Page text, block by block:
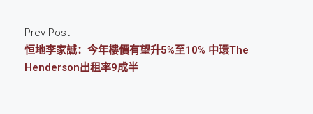
Prev Post
恒地李家誠：今年樓價有望升5%至10% 中環The
Henderson出租率9成半